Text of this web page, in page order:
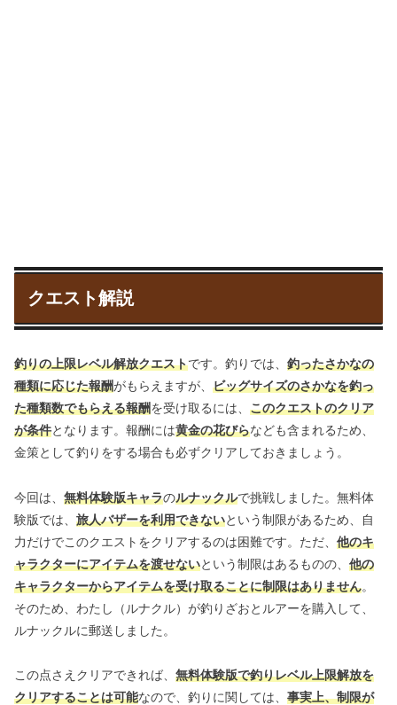
クエスト解説
釣りの上限レベル解放クエストです。釣りでは、 釣ったさかなの
種類に応じた報酬がもらえますが、 ビッグサイズのさかなを釣っ
た種類数でもらえる報酬を受け取るには、 このクエストのクリア
が条件となります。報酬には黄金の花びらなども含まれるため、
金策として釣りをする場合も必ずクリアしておきましょう。
今回は、 無料体験版キャラのルナックルで挑戦しました。無料体
験版では、 旅人バザーを利用できないという制限があるため、自
力だけでこのクエストをクリアするのは困難です。ただ、 他のキ
ャラクターにアイテムを渡せないという制限はあるものの、 他の
キャラクターからアイテムを受け取ることに制限はありません。
そのため、わたし（ルナクル）が釣りざおとルアーを購入して、
ルナックルに郵送しました。
この点さえクリアできれば、 無料体験版で釣りレベル上限解放を
クリアすることは可能なので、釣りに関しては、 事実上、制限が